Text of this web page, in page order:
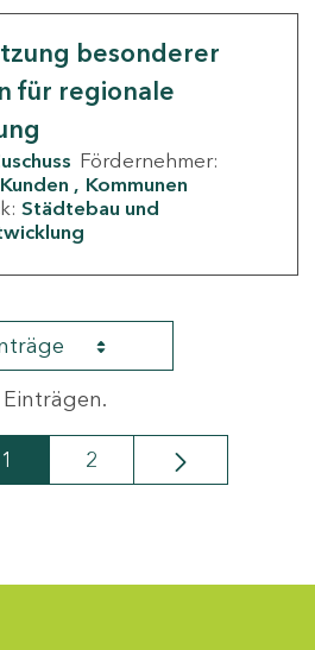
besonderer
für regionale
Fördernehmer:
Kommunen
Städtebau und
Seite
1 Seite
2